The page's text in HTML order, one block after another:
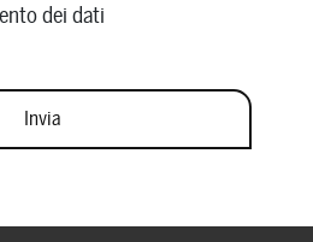
dei dati